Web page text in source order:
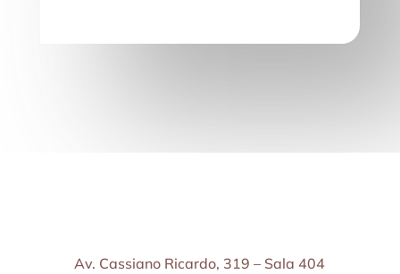
Av. Cassiano Ricardo, 319 – Sala 404